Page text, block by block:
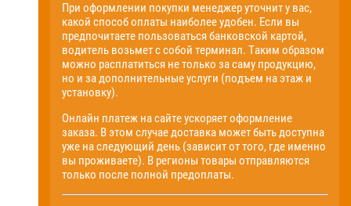
При оформлении покупки менеджер уточнит у вас,
какой способ оплаты наиболее удобен. Если вы
предпочитаете пользоваться банковской картой,
водитель возьмет с собой терминал. Таким образом
можно расплатиться не только за саму продукцию,
но и за дополнительные услуги (подъем на этаж и
установку).
Онлайн платеж на сайте ускоряет оформление
заказа. В этом случае доставка может быть доступна
уже на следующий день (зависит от того, где именно
вы проживаете). В регионы товары отправляются
только после полной предоплаты.